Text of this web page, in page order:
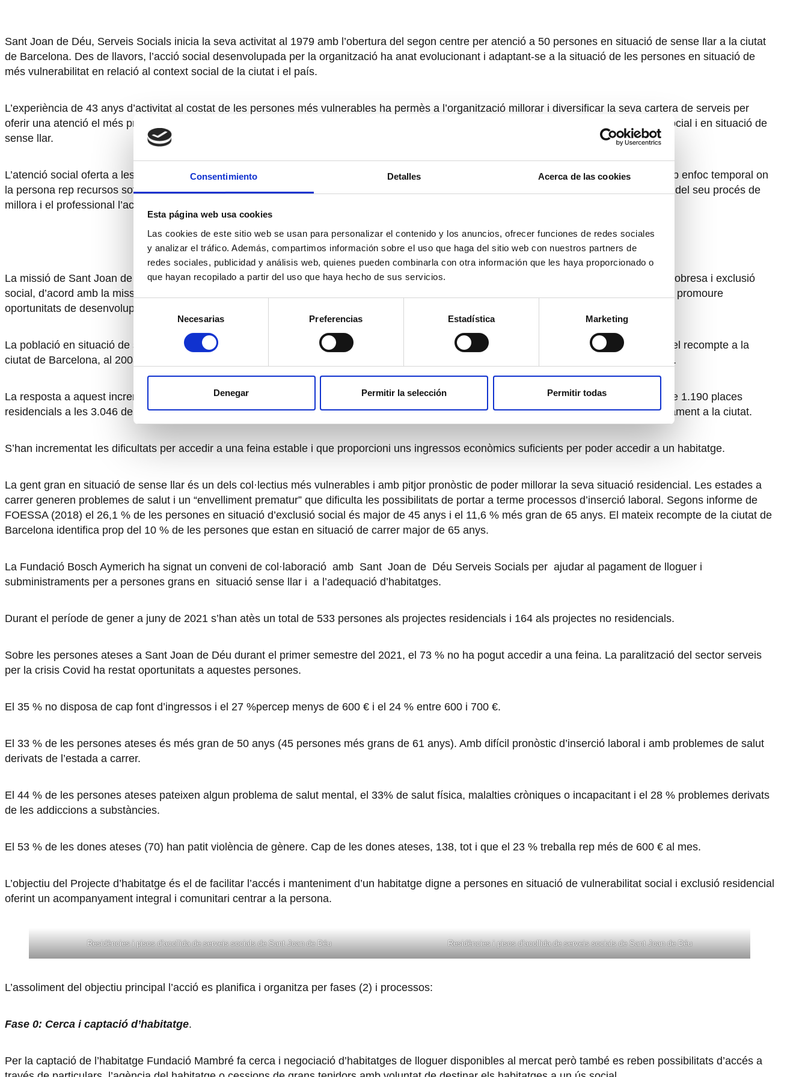
Consentimiento Detalles Acerca de las cookies
Esta página web usa cookies
Las cookies de este sitio web se usan para personalizar el contenido y los anuncios, ofrecer funciones de redes sociales
y analizar el tráfico. Además, compartimos información sobre el uso que haga del sitio web con nuestros partners de
redes sociales, publicidad y análisis web, quienes pueden combinarla con otra información que les haya proporcionado o
que hayan recopilado a partir del uso que haya hecho de sus servicios.
Selección
consentimiento
Necesarias Preferencias Estadística Marketing
Denegar Permitir la selección Permitir todas
Sant Joan de Déu, Serveis Socials inicia la seva activitat al 1979 amb l’obertura del segon centre per atenció a 50 persones en situació de sense llar a la ciutat
de Barcelona. Des de llavors, l’acció social desenvolupada per la organització ha anat evolucionant i adaptant-se a la situació de les persones en situació de
més vulnerabilitat en relació al context social de la ciutat i el país.
L’experiència de 43 anys d’activitat al costat de les persones més vulnerables ha permès a l’organització millorar i diversificar la seva cartera de serveis per
oferir una atenció el més propera als desitjos, necessitat i voluntat d’aquells col·lectius, persones i famílies en situació d’extrema exclusió social i en situació de
sense llar.
L’atenció social oferta a les persones ha evolucionat des d’una mirada a situacions d’emergència que suposa una atenció segmentada i amb enfoc temporal on
la persona rep recursos sota la tutela dels professionals, cap a una atenció centrada en la persona atesa que es converteix en protagonista del seu procés de
millora i el professional l’acompanya durant el temps que sigui necessari.
La missió de Sant Joan de Déu Serveis Socials és la d’acollir i acompanyar de forma integral a persones i famílies en risc o en situació de pobresa i exclusió
social, d’acord amb la missió de l’Orde Hospitalari de Sant Joan de Déu i el carisma del seu fundador Sant Joan de Déu, amb la voluntat de promoure
oportunitats de desenvolupament personal i social per a que aquestes persones puguin dur a terme els seus projectes vitals.
La població en situació de sense llar no ha deixat d’augmentar, especialment arrel de la crisis econòmica i social del 2008. Segons dades del recompte a la
ciutat de Barcelona, al 2008 hi havia un total de 2.017 persones en aquesta situació, al 2021 ha augmentat en més d’un 95 % fins les 3.941.
La resposta a aquest increment ha estat un augment de les places residencials, principalment a centres i allotjaments col·lectius, passant de 1.190 places
residencials a les 3.046 del 2021. Tot i aquest increment de l’oferta residencial, prop de 1.000 persones continuen pernoctant al carrer diàriament a la ciutat.
S’han incrementat les dificultats per accedir a una feina estable i que proporcioni uns ingressos econòmics suficients per poder accedir a un habitatge.
La gent gran en situació de sense llar és un dels col·lectius més vulnerables i amb pitjor pronòstic de poder millorar la seva situació residencial. Les estades a
carrer generen problemes de salut i un “envelliment prematur” que dificulta les possibilitats de portar a terme processos d’inserció laboral. Segons informe de
FOESSA (2018) el 26,1 % de les persones en situació d’exclusió social és major de 45 anys i el 11,6 % més gran de 65 anys. El mateix recompte de la ciutat de
Barcelona identifica prop del 10 % de les persones que estan en situació de carrer major de 65 anys.
La Fundació Bosch Aymerich ha signat un conveni de col·laboració amb Sant Joan de Déu Serveis Socials per ajudar al pagament de lloguer i
subministraments per a persones grans en situació sense llar i a l’adequació d’habitatges.
Durant el període de gener a juny de 2021 s’han atès un total de 533 persones als projectes residencials i 164 als projectes no residencials.
Sobre les persones ateses a Sant Joan de Déu durant el primer semestre del 2021, el 73 % no ha pogut accedir a una feina. La paralització del sector serveis
per la crisis Covid ha restat oportunitats a aquestes persones.
El 35 % no disposa de cap font d’ingressos i el 27 %percep menys de 600 € i el 24 % entre 600 i 700 €.
El 33 % de les persones ateses és més gran de 50 anys (45 persones més grans de 61 anys). Amb difícil pronòstic d’inserció laboral i amb problemes de salut
derivats de l’estada a carrer.
El 44 % de les persones ateses pateixen algun problema de salut mental, el 33% de salut física, malalties cròniques o incapacitant i el 28 % problemes derivats
de les addiccions a substàncies.
El 53 % de les dones ateses (70) han patit violència de gènere. Cap de les dones ateses, 138, tot i que el 23 % treballa rep més de 600 € al mes.
L’objectiu del Projecte d’habitatge és el de facilitar l’accés i manteniment d’un habitatge digne a persones en situació de vulnerabilitat social i exclusió residencial
oferint un acompanyament integral i comunitari centrar a la persona.
Residències i pisos d’acollida de serveis socials de Sant Joan de Déu Residències i pisos d’acollida de serveis socials de Sant Joan de Déu
L’assoliment del objectiu principal l’acció es planifica i organitza per fases (2) i processos:
Fase 0: Cerca i captació d’habitatge.
Per la captació de l’habitatge Fundació Mambré fa cerca i negociació d’habitatges de lloguer disponibles al mercat però també es reben possibilitats d’accés a